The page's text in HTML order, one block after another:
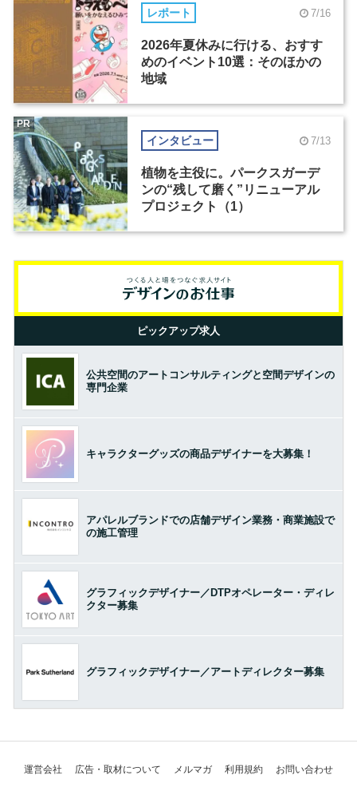
レポート 7/16
2026年夏休みに行ける、おすす
めのイベント10選：そのほかの
地域
インタビュー 7/13
植物を主役に。パークスガーデ
ンの“残して磨く”リニューアル
プロジェクト（1）
PR
ピックアップ求人
公共空間のアートコンサルティングと空間デザインの
専門企業
キャラクターグッズの商品デザイナーを大募集！
アパレルブランドでの店舗デザイン業務・商業施設で
の施工管理
グラフィックデザイナー／DTPオペレーター・ディレ
クター募集
グラフィックデザイナー／アートディレクター募集
運営会社 広告・取材について メルマガ 利用規約 お問い合わせ